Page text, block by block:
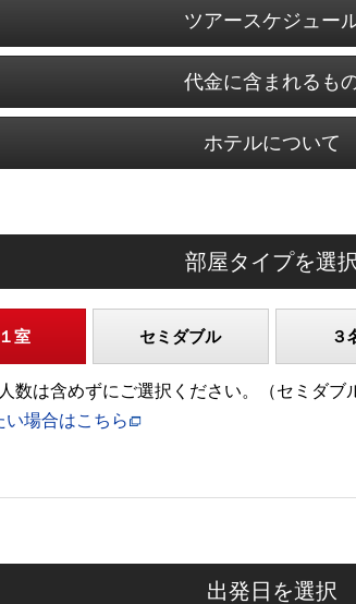
ツアースケジュー
代金に含まれるも
ホテルについて
部屋タイプを選択
室 セミダブル ３
数は含めずにご選択ください。（セミダブ
場合はこちら
出発日を選択